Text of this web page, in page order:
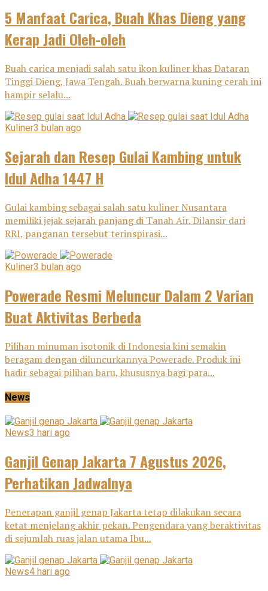
5 Manfaat Carica, Buah Khas Dieng yang
Kerap Jadi Oleh-oleh
Buah carica menjadi salah satu ikon kuliner khas Dataran
Tinggi Dieng, Jawa Tengah. Buah berwarna kuning cerah ini
hampir selalu...
Kuliner3 bulan ago
Sejarah dan Resep Gulai Kambing untuk
Idul Adha 1447 H
Gulai kambing sebagai salah satu kuliner Nusantara
memiliki jejak sejarah panjang di Tanah Air. Dilansir dari
RRI, panganan tersebut terinspirasi...
Kuliner3 bulan ago
Powerade Resmi Meluncur Dalam 2 Varian
Buat Aktivitas Berbeda
Pilihan minuman isotonik di Indonesia kini semakin
beragam dengan diluncurkannya Powerade. Produk ini
hadir sebagai pilihan baru, khususnya bagi para...
News
News3 hari ago
Ganjil Genap Jakarta 7 Agustus 2026,
Perhatikan Jadwalnya
Penerapan ganjil genap Jakarta tetap dilakukan secara
ketat menjelang akhir pekan. Pengendara yang beraktivitas
di sejumlah ruas jalan utama Ibu...
News4 hari ago